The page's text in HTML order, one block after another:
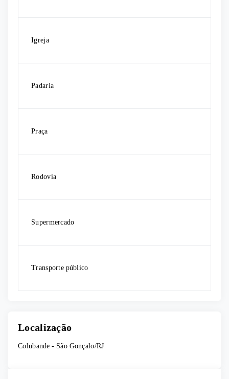
Igreja
Padaria
Praça
Rodovia
Supermercado
Transporte público
Localização
Colubande - São Gonçalo/RJ